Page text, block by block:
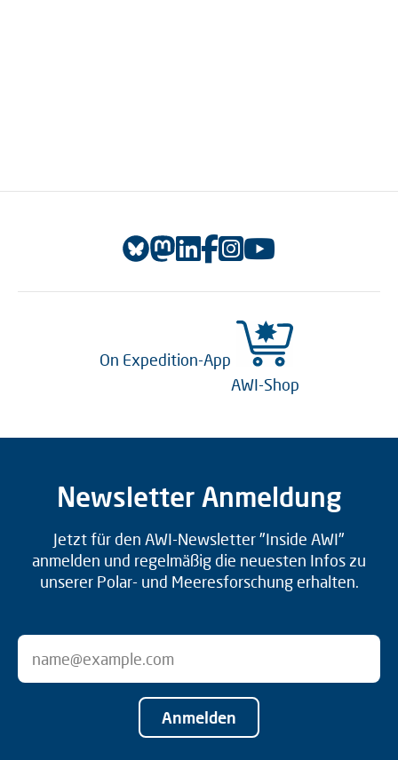
On Expedition-App
AWI-Shop
Newsletter Anmeldung
Jetzt für den AWI-Newsletter "Inside AWI"
anmelden und regelmäßig die neuesten Infos zu
unserer Polar- und Meeresforschung erhalten.
Anmelden